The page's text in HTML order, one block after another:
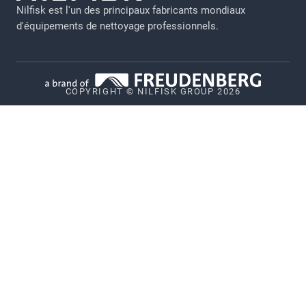
Connexion Employés
Declaration Nilfisk EGAPRO 2024
Politique de confidentialité
Politique relative aux cookies
Nilfisk est l'un des principaux fabricants mondiaux
d'équipements de nettoyage professionnels.
COPYRIGHT © NILFISK GROUP 2026